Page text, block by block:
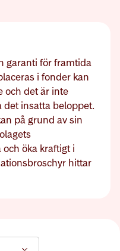
garanti för framtida
i fonder kan
och det är inte
det insatta beloppet.
på grund av sin
öka kraftigt i
hittar